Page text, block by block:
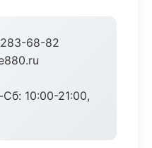
68-82
10:00-21:00,